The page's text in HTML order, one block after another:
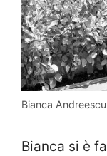
Bianca
Bianca si è